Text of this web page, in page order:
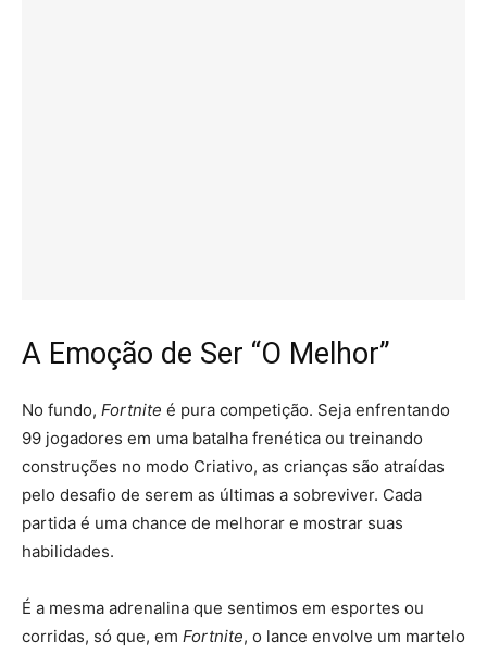
A Emoção de Ser “O Melhor”
No fundo, Fortnite é pura competição. Seja enfrentando
99 jogadores em uma batalha frenética ou treinando
construções no modo Criativo, as crianças são atraídas
pelo desafio de serem as últimas a sobreviver. Cada
partida é uma chance de melhorar e mostrar suas
habilidades.
É a mesma adrenalina que sentimos em esportes ou
corridas, só que, em Fortnite, o lance envolve um martelo